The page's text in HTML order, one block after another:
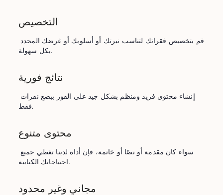
التخصيص
بكل سهولة.
نتائج فورية
فقط.
محتوى متنوع
احتياجاتك الكتابية.
مجاني وغير محدود